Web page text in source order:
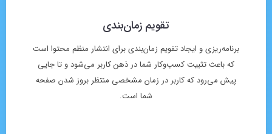
تقویم زمان‌بندی
برنامه‌ریزی و ایجاد تقویم زمان‌بندی برای انتشار منظم محتوا است
که باعث تثبیت کسب‌وکار شما در ذهن کاربر می‌شود و تا جایی
پیش می‌رود که کاربر در زمان مشخصی منتظر بروز شدن صفحه
شما است.